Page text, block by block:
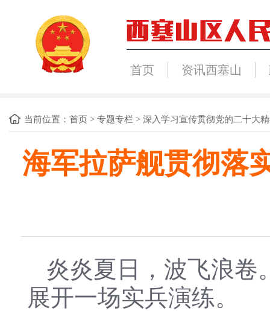
首页 资讯西塞山
当前位置： 首页 > 专题专栏 > 深入学习宣传贯彻党的二十大
海军拉萨舰贯彻落
炎炎夏日，波飞浪卷
展开一场实兵演练。